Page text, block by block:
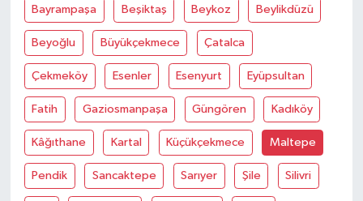
Bayrampaşa Beşiktaş Beykoz Beylikdüzü
Beyoğlu Büyükçekmece Çatalca
Çekmeköy Esenler Esenyurt Eyüpsultan
Fatih Gaziosmanpaşa Güngören Kadıköy
Kâğıthane Kartal Küçükçekmece Maltepe
Pendik Sancaktepe Sarıyer Şile Silivri